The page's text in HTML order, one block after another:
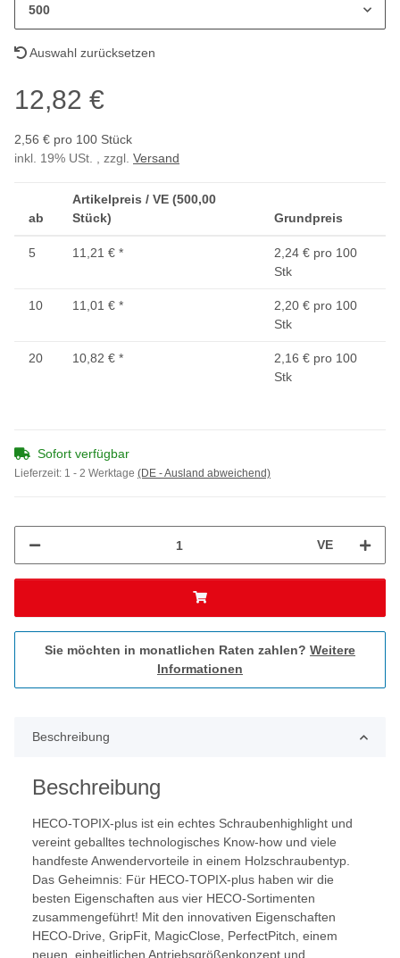
500
Auswahl zurücksetzen
12,82 €
2,56 € pro 100 Stück
inkl. 19% USt. , zzgl. Versand
ab
Artikelpreis / VE (500,00
Stück)
Grundpreis
5 11,21 € *
2,24 € pro 100
Stk
10 11,01 € *
2,20 € pro 100
Stk
20 10,82 € *
2,16 € pro 100
Stk
Sofort verfügbar
Lieferzeit: 1 - 2 Werktage (DE - Ausland abweichend)
VE
Sie möchten in monatlichen Raten zahlen? Weitere
Informationen
Beschreibung
Beschreibung
HECO-TOPIX-plus ist ein echtes Schraubenhighlight und
vereint geballtes technologisches Know-how und viele
handfeste Anwendervorteile in einem Holzschraubentyp.
Das Geheimnis: Für HECO-TOPIX-plus haben wir die
besten Eigenschaften aus vier HECO-Sortimenten
zusammengeführt! Mit den innovativen Eigenschaften
HECO-Drive, GripFit, MagicClose, PerfectPitch, einem
neuen, einheitlichen Antriebsgrößenkonzept und